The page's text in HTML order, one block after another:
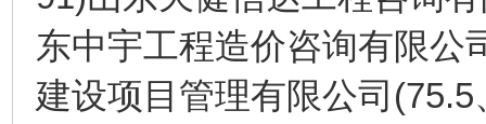
东中宇工程造价咨询有限公
建设项目管理有限公司 (75.5